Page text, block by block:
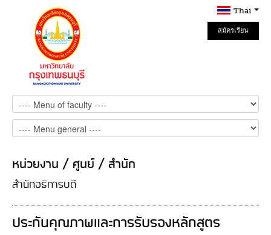
Thai
สมัครเรียน
Online
หน่วยงาน / ศูนย์ / สำนัก
สำนักอธิการบดี
ประกันคุณภาพและการรับรองหลักสูตร